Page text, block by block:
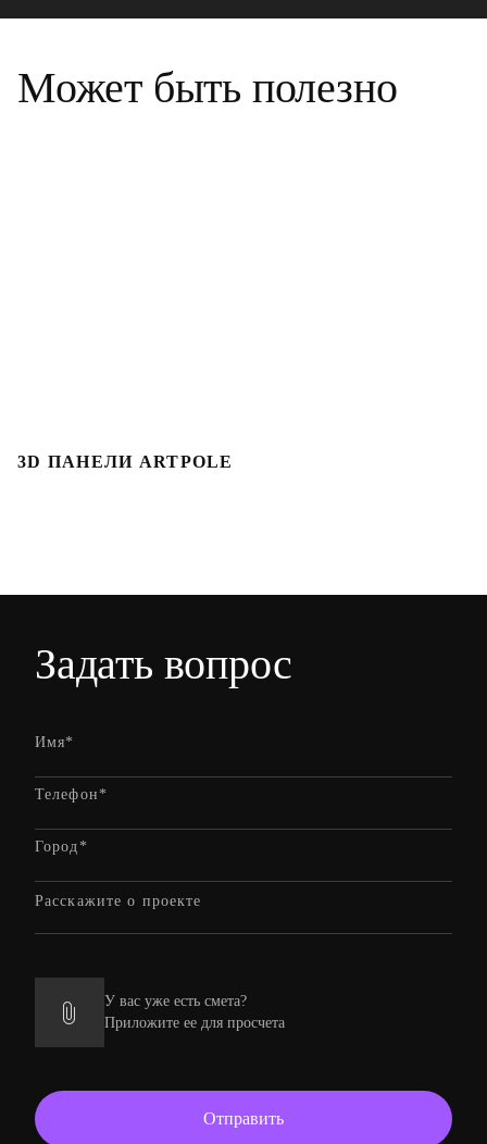
Может быть полезно
3D ПАНЕЛИ ARTPOLE
Задать вопрос
У вас уже есть смета?
Приложите ее для просчета